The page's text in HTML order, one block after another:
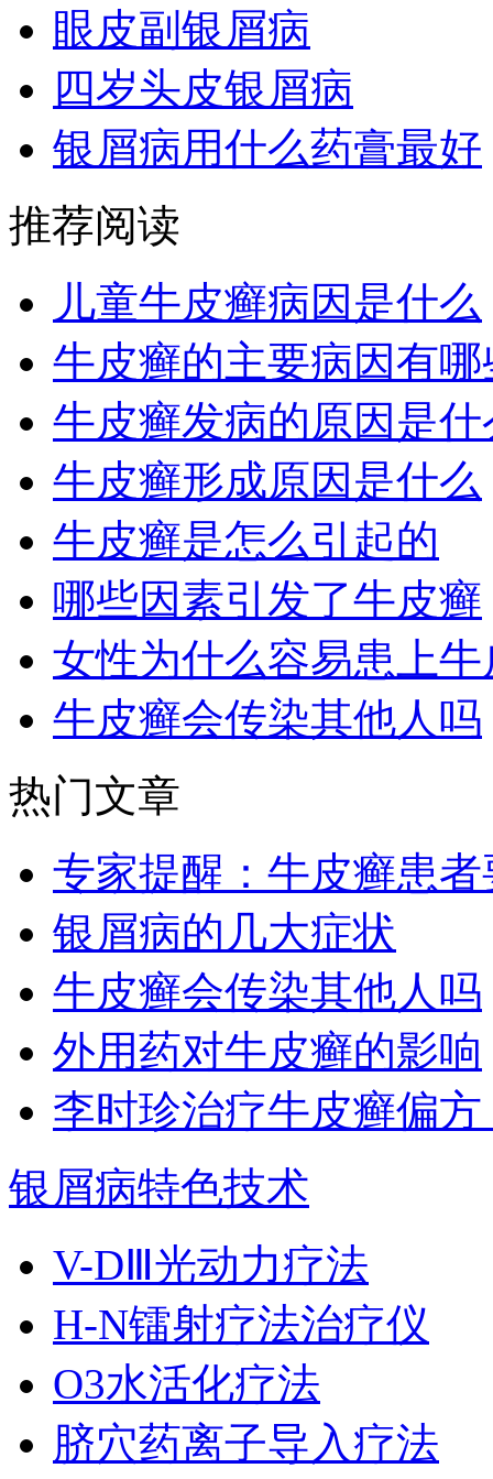
眼皮副银屑病
四岁头皮银屑病
银屑病用什么药膏最好
推荐阅读
儿童牛皮癣病因是什么
牛皮癣的主要病因有哪
牛皮癣发病的原因是什
牛皮癣形成原因是什么
牛皮癣是怎么引起的
哪些因素引发了牛皮癣
女性为什么容易患上牛
牛皮癣会传染其他人吗
热门文章
专家提醒：牛皮癣患
银屑病的几大症状
牛皮癣会传染其他人吗
外用药对牛皮癣的影响
李时珍治疗牛皮癣偏
银屑病特色技术
V-DⅢ光动力疗法
H-N镭射疗法治疗仪
O3水活化疗法
脐穴药离子导入疗法